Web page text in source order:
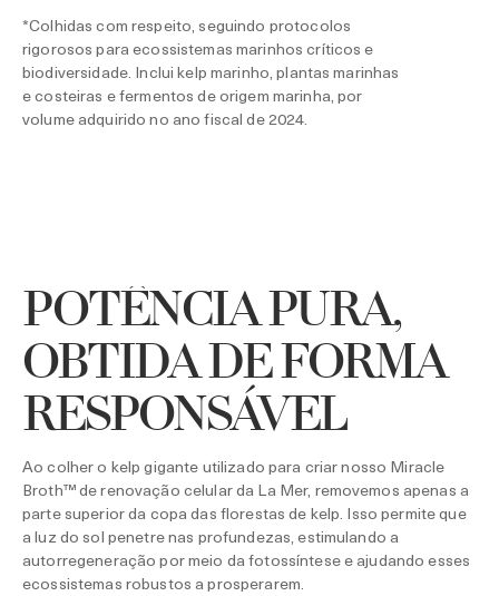
*Colhidas com respeito, seguindo protocolos
rigorosos para ecossistemas marinhos críticos e
biodiversidade. Inclui kelp marinho, plantas marinhas
e costeiras e fermentos de origem marinha, por
volume adquirido no ano fiscal de 2024.
POTÊNCIA PURA,
OBTIDA DE FORMA
RESPONSÁVEL
Ao colher o kelp gigante utilizado para criar nosso Miracle
Broth™ de renovação celular da La Mer, removemos apenas a
parte superior da copa das florestas de kelp. Isso permite que
a luz do sol penetre nas profundezas, estimulando a
autorregeneração por meio da fotossíntese e ajudando esses
ecossistemas robustos a prosperarem.